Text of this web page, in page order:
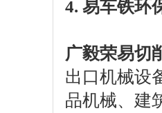
4. 易车铁环
广毅荣易切
出口机械设
品机械、建